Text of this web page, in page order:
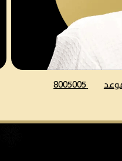
8005005